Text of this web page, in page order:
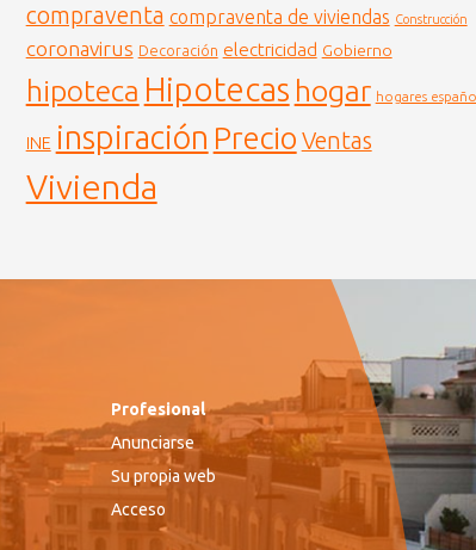
compraventa compraventa de viviendas Construcción
coronavirus Decoración electricidad Gobierno
hipoteca Hipotecas hogar hogares
INE inspiración Precio Ventas
Vivienda
Profesional
Anunciarse
Su propia web
Acceso